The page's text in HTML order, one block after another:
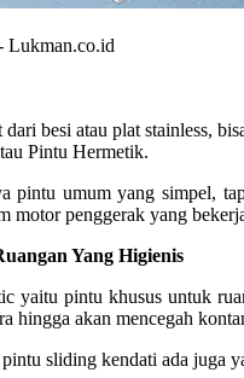
besi atau plat stainless,
Pintu Hermetik.
pintu umum yang simpel,
motor penggerak yang
Yang Higienis
yaitu pintu khusus untuk
hingga akan mencegah
sliding kendati ada juga